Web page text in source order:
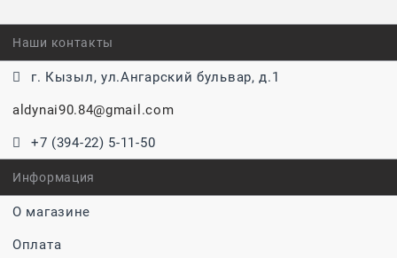
Наши контакты
г. Кызыл, ул.Ангарский бульвар, д.1
aldynai90.84@gmail.com
+7 (394-22) 5-11-50
Информация
О магазине
Оплата